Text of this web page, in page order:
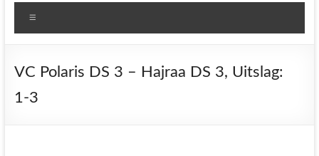
VC Polaris DS 3 – Hajraa DS 3, Uitslag:
1-3